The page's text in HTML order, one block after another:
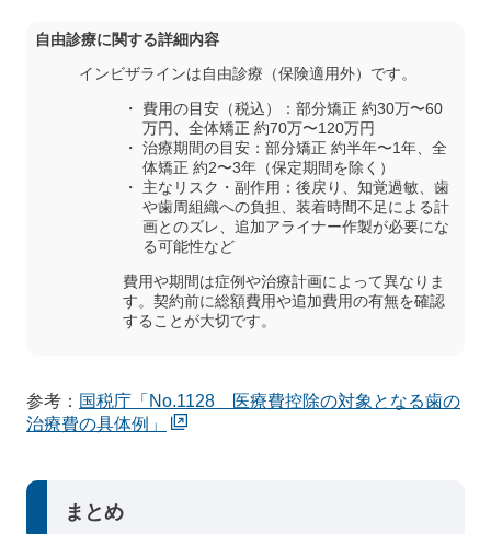
自由診療に関する詳細内容
インビザラインは自由診療（保険適用外）です。
費用の目安（税込）：部分矯正 約30万〜60
万円、全体矯正 約70万〜120万円
治療期間の目安：部分矯正 約半年〜1年、全
体矯正 約2〜3年（保定期間を除く）
主なリスク・副作用：後戻り、知覚過敏、歯
や歯周組織への負担、装着時間不足による計
画とのズレ、追加アライナー作製が必要にな
る可能性など
費用や期間は症例や治療計画によって異なりま
す。契約前に総額費用や追加費用の有無を確認
することが大切です。
参考： 国税庁「No.1128 医療費控除の対象となる歯の
治療費の具体例」
まとめ